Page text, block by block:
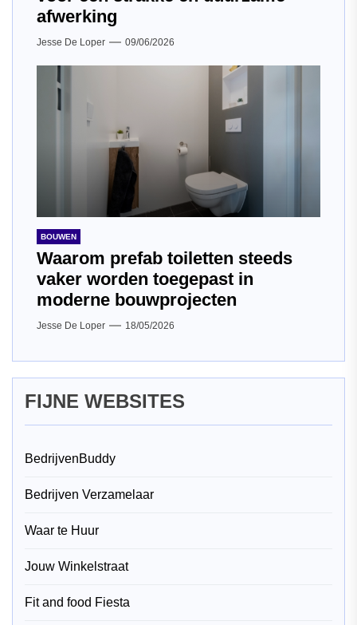
afwerking
Jesse De Loper 09/06/2026
BOUWEN
Waarom prefab toiletten steeds
vaker worden toegepast in
moderne bouwprojecten
Jesse De Loper 18/05/2026
FIJNE WEBSITES
BedrijvenBuddy
Bedrijven Verzamelaar
Waar te Huur
Jouw Winkelstraat
Fit and food Fiesta